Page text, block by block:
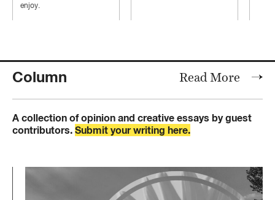
enjoy.
Column Read More
A collection of opinion and creative essays by guest
contributors. Submit your writing here.